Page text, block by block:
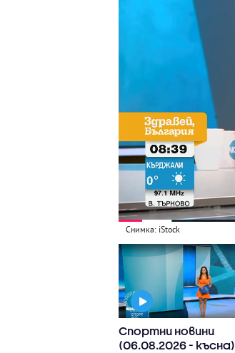
Снимка: iStock
Спортни новини
(06.08.2026 - късна)